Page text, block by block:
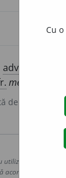
adv.
)
mélancolique
de
utilizarea datelor
acordul nostru
Cu